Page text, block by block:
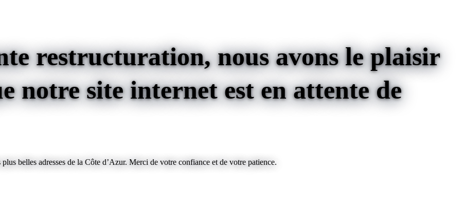
restructuration, nous avons le plaisir
notre site internet est en attente de
belles adresses de la Côte d’Azur. Merci de votre confiance et de votre patience.